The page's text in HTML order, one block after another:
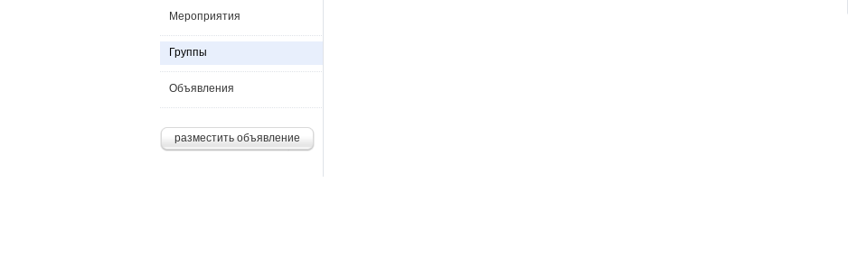
Мероприятия
Группы
Объявления
разместить объявление